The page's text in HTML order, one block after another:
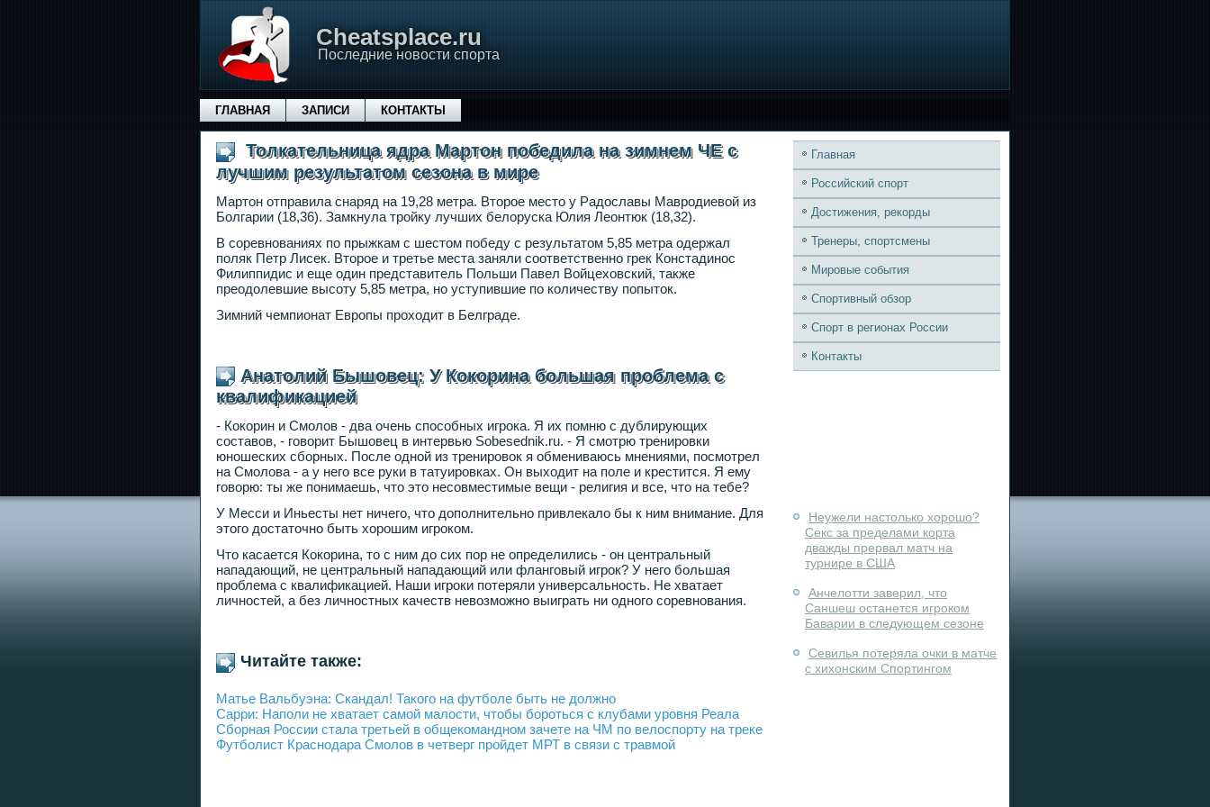
Сheatsplace.ru
Последние новости спорта
ГЛАВНАЯ ЗАПИСИ КОНТАКТЫ
Толкательница ядра Мартон победила на зимнем ЧЕ с
лучшим результатом сезона в мире
Мартон отправила снаряд на 19,28 метра. Второе место у Радославы Мавродиевой из
Болгарии (18,36). Замкнула тройку лучших белоруска Юлия Леонтюк (18,32).
В соревнованиях по прыжкам с шестом победу с результатом 5,85 метра одержал
поляк Петр Лисек. Второе и третье места заняли соответственно грек Констадинос
Филиппидис и еще один представитель Польши Павел Войцеховский, также
преодолевшие высоту 5,85 метра, но уступившие по количеству попыток.
Зимний чемпионат Европы проходит в Белграде.
Анатолий Бышовец: У Кокорина большая проблема с
квалификацией
- Кокорин и Смолов - два очень способных игрока. Я их помню с дублирующих
составов, - говорит Бышовец в интервью Sobesednik.ru. - Я смотрю тренировки
юношеских сборных. После одной из тренировок я обмениваюсь мнениями, посмотрел
на Смолова - а у него все руки в татуировках. Он выходит на поле и крестится. Я ему
говорю: ты же понимаешь, что это несовместимые вещи - религия и все, что на тебе?
У Месси и Иньесты нет ничего, что дополнительно привлекало бы к ним внимание. Для
этого достаточно быть хорошим игроком.
Что касается Кокорина, то с ним до сих пор не определились - он центральный
нападающий, не центральный нападающий или фланговый игрок? У него большая
проблема с квалификацией. Наши игроки потеряли универсальность. Не хватает
личностей, а без личностных качеств невозможно выиграть ни одного соревнования.
Читайте также:
Матье Вальбуэна: Скандал! Такого на футболе быть не должно
Сарри: Наполи не хватает самой малости, чтобы бороться с клубами уровня Реала
Сборная России стала третьей в общекомандном зачете на ЧМ по велоспорту на треке
Футболист Краснодара Смолов в четверг пройдет МРТ в связи с травмой
Главная
Российский спорт
Достижения, рекорды
Тренеры, спортсмены
Мировые события
Спортивный обзор
Спорт в регионах России
Контакты
Неужели настолько хорошо?
Секс за пределами корта
дважды прервал матч на
турнире в США
Анчелотти заверил, что
Саншеш останется игроком
Баварии в следующем сезоне
Севилья потеряла очки в матче
с хихонским Спортингом